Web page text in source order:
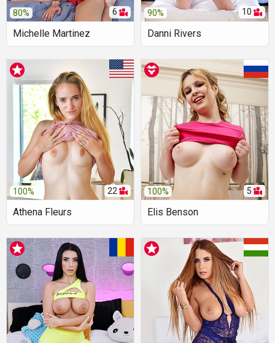
6
80%
Michelle Martinez
10
90%
Danni Rivers
22
100%
Athena Fleurs
5
100%
Elis Benson